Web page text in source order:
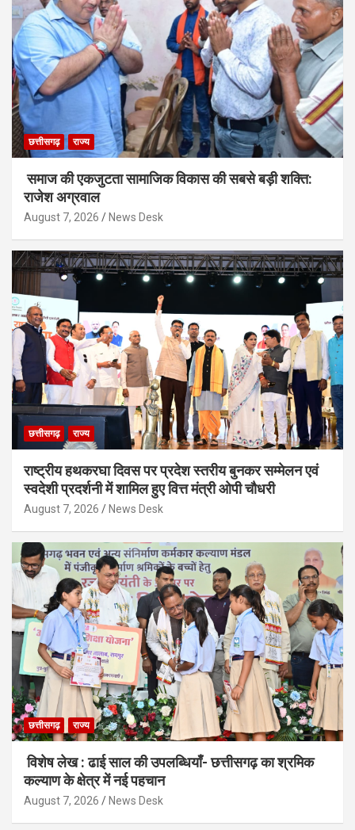
छत्तीसगढ़ राज्य
समाज की एकजुटता सामाजिक विकास की सबसे बड़ी शक्ति:
राजेश अग्रवाल
August 7, 2026 News Desk
छत्तीसगढ़ राज्य
राष्ट्रीय हथकरघा दिवस पर प्रदेश स्तरीय बुनकर सम्मेलन एवं
स्वदेशी प्रदर्शनी में शामिल हुए वित्त मंत्री ओपी चौधरी
August 7, 2026 News Desk
छत्तीसगढ़ राज्य
विशेष लेख : ढाई साल की उपलब्धियाँ- छत्तीसगढ़ का श्रमिक
कल्याण के क्षेत्र में नई पहचान
August 7, 2026 News Desk